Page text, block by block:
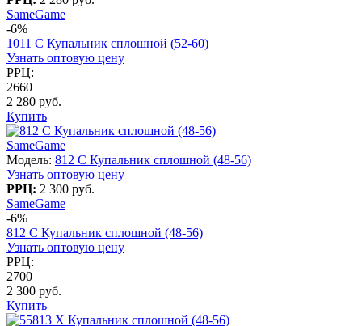
SameGame
-6%
1011 С Купальник сплошной (52-60)
Узнать оптовую цену
РРЦ:
2660
2 280 руб.
Купить
SameGame
Модель: 812 C Купальник сплошной (48-56)
Узнать оптовую цену
РРЦ: 2 300 руб.
SameGame
-6%
812 C Купальник сплошной (48-56)
Узнать оптовую цену
РРЦ:
2700
2 300 руб.
Купить